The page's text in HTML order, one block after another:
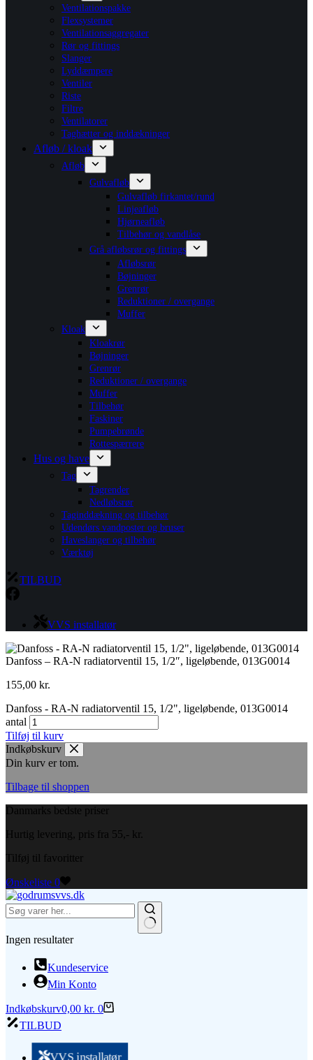
Ventilationspakke
Flexsystemer
Ventilationsaggregater
Rør og fittings
Slanger
Lyddæmpere
Ventiler
Riste
Filtre
Ventilatorer
Taghætter og inddækninger
Afløb / kloak
Afløb
Gulvafløb
Gulvafløb firkantet/rund
Linjeafløb
Hjørneafløb
Tilbehør og vandlåse
Grå afløbsrør og fittings
Afløbsrør
Bøjninger
Grenrør
Reduktioner / overgange
Muffer
Kloak
Kloakrør
Bøjninger
Grenrør
Reduktioner / overgange
Muffer
Tilbehør
Faskiner
Pumpebrønde
Rottespærrere
Hus og have
Tag
Tagrender
Nedløbsrør
Taginddækning og tilbehør
Udendørs vandposter og bruser
Haveslanger og tilbehør
Værktøj
TILBUD
VVS installatør
Danfoss – RA-N radiatorventil 15, 1/2″, ligeløbende, 013G0014
155,00 kr.
Danfoss - RA-N radiatorventil 15, 1/2", ligeløbende, 013G0014
antal
Tilføj til kurv
Indkøbskurv
Din kurv er tom.
Tilbage til shoppen
Danmarks bedste priser
Hurtig levering, pris fra 55,- kr.
Tilføj til favoritter
Ønskeliste 0
Ingen resultater
Kundeservice
Min Konto
Indkøbskurv0,00 kr. 0
TILBUD
VVS installatør